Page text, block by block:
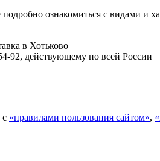
ознакомиться с видами и
в Хотьково
92, действующему по всей России
с «правилами пользования сайтом»,